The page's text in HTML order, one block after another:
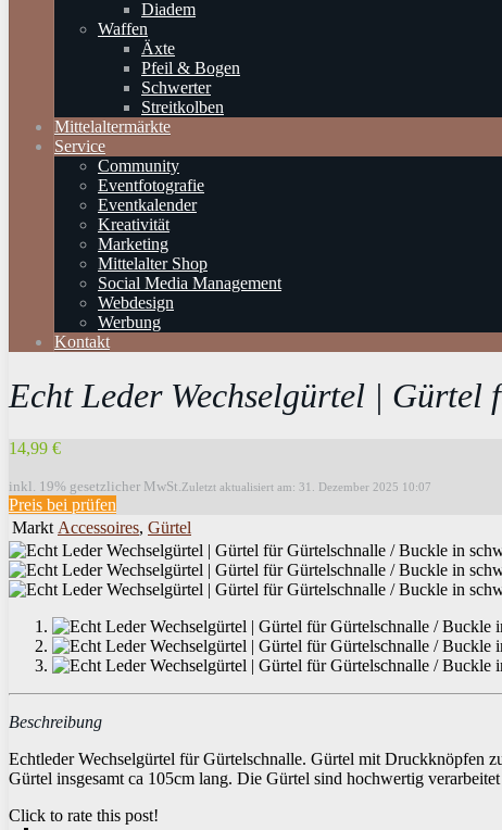
Diadem
Waffen
Äxte
Pfeil & Bogen
Schwerter
Streitkolben
Mittelaltermärkte
Service
Community
Eventfotografie
Eventkalender
Kreativität
Marketing
Mittelalter Shop
Social Media Management
Webdesign
Werbung
Kontakt
Echt Leder Wechselgürtel |
14,99 €
inkl. 19% gesetzlicher MwSt.Zuletzt aktualisiert am: 31. Dezember 2025 10:07
Preis bei prüfen
Markt Accessoires, Gürtel
Beschreibung
Echtleder Wechselgürtel für Gürtelschnalle. Gürtel mit Druckknöpfen
Gürtel insgesamt ca 105cm lang. Die Gürtel sind hochwertig
Click to rate this post!